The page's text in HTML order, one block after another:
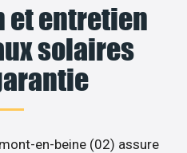
entretien
solaires
en-beine (02) assure